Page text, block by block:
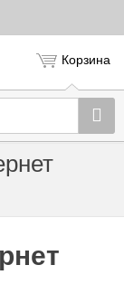
Корзина